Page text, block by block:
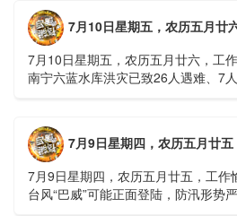
7月10日星期五，农历五月廿
7月10日星期五，农历五月廿六，工
南宁六蓝水库洪灾已致26人遇难、7
7月9日星期四，农历五月廿
7月9日星期四，农历五月廿五，工作
台风“巴威”可能正面登陆，防汛形势